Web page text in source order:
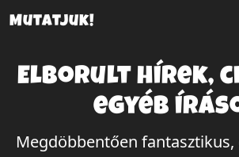
Mutatjuk!
Elborult hírek,
egyéb
Megdöbbentően